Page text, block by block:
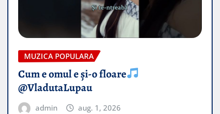
MUZICA POPULARA
Cum e omul e și-o floare
@VladutaLupau
admin aug. 1, 2026